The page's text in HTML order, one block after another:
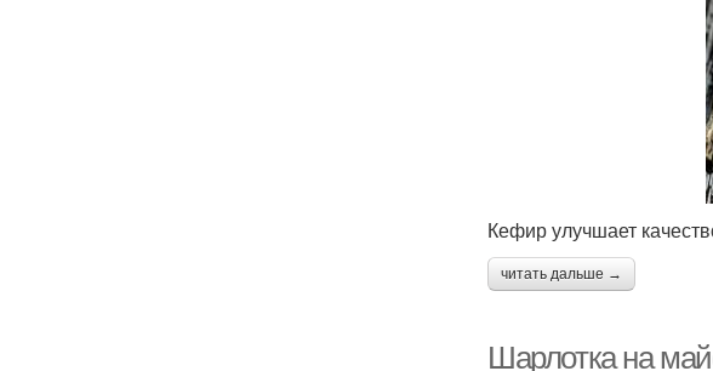
Кефир улучшает
читать дальше →
Шарлотка на